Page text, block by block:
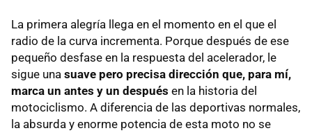
La primera alegría llega en el momento en el que el
radio de la curva incrementa. Porque después de ese
pequeño desfase en la respuesta del acelerador, le
sigue una suave pero precisa dirección que, para mí,
marca un antes y un después en la historia del
motociclismo. A diferencia de las deportivas normales,
la absurda y enorme potencia de esta moto no se